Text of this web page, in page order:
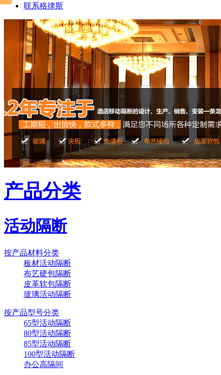
联系格律斯
产品分类
活动隔断
按产品材料分类
板材活动隔断
布艺硬包隔断
皮革软包隔断
玻璃活动隔断
按产品型号分类
65型活动隔断
80型活动隔断
85型活动隔断
100型活动隔断
办公高隔间
武汉美国百威啤酒厂